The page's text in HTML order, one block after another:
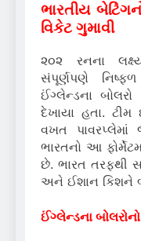
ભારતીય
વિકેટ ગુમાવી
૨૦૨ રનના
સંપૂર્ણપણે
ઈંગ્લેન્ડના
દેખાયા હતા. ટીમ
વખત પાવરપ્લેમાં
ભારતનો આ
છે. ભારત તરફથી
અને ઈશાન કિશને
ઈંગ્લેન્ડના